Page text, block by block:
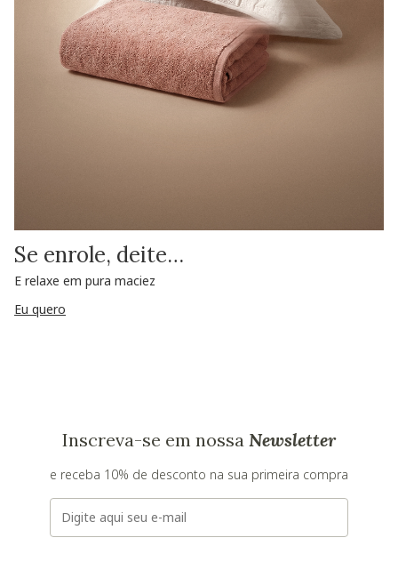
Se enrole, deite…
E relaxe em pura maciez
Eu quero
Inscreva-se em nossa Newsletter
e receba 10% de desconto na sua primeira compra
E-mail